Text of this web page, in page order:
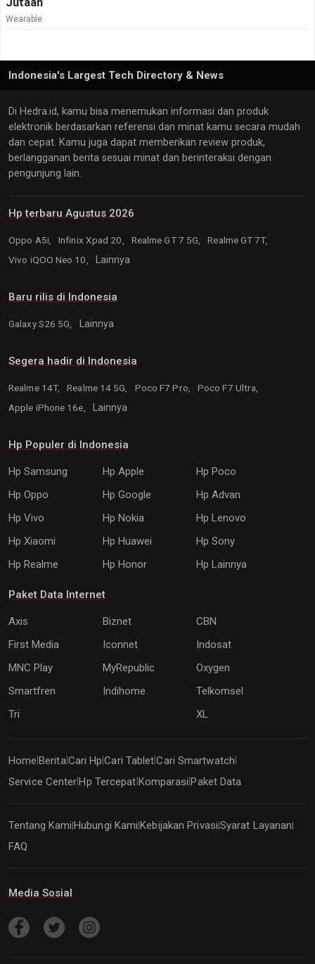
Wearable
Indonesia's Largest Tech Directory & News
Di Hedra.id, kamu bisa menemukan informasi dan produk
elektronik berdasarkan referensi dan minat kamu secara mudah
dan cepat. Kamu juga dapat memberikan review produk,
berlangganan berita sesuai minat dan berinteraksi dengan
pengunjung lain.
Hp terbaru Agustus 2026
Oppo A5i, Infinix Xpad 20, Realme GT 7 5G,
Realme GT 7T,
Vivo iQOO Neo 10,
Lainnya
Baru rilis di Indonesia
Galaxy S26 5G, Lainnya
Segera hadir di Indonesia
Realme 14T, Realme 14 5G, Poco F7 Pro,
Poco F7 Ultra,
Apple iPhone 16e,
Lainnya
Hp Populer di Indonesia
Hp Samsung Hp Apple
Hp Poco
Hp Oppo
Hp Google
Hp Advan
Hp Vivo
Hp Nokia
Hp Lenovo
Hp Xiaomi
Hp Huawei
Hp Sony
Hp Realme
Hp Honor Hp Lainnya
Paket Data Internet
Axis Biznet
CBN
First Media
Iconnet
Indosat
MNC Play
MyRepublic
Oxygen
Smartfren
Indihome
Telkomsel
Tri
XL
Home Berita Cari Hp |Cari Tablet|Cari Smartwatch
Service Center|Hp Tercepat Komparasi |Paket Data
Tentang Kami|Hubungi Kami|Kebijakan Privasi|Syarat Layanan|
FAQ
Media Sosial